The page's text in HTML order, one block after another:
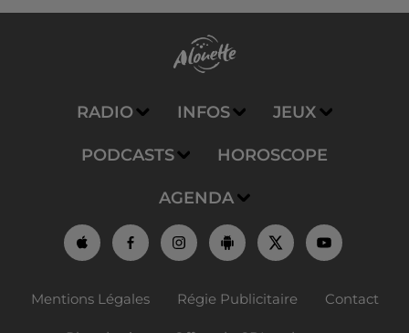
RADIO INFOS JEUX
PODCASTS HOROSCOPE
AGENDA
Mentions Légales Régie Publicitaire Contact